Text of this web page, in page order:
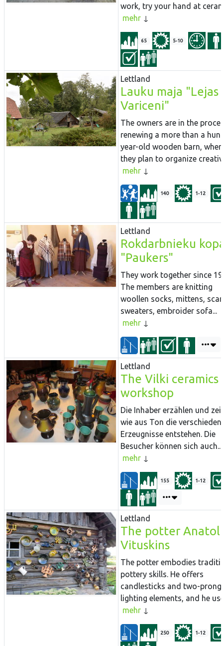
work, try your hand at
mehr
65 5-10
Lettland
Lauku maja "Lejas
Variceni"
The owners are in the
renewing a more than a
year-old wooden barn,
they plan to organize
mehr
140 1-12
Lettland
Rokdarbnieku
"Paukers"
They work together since
The members are knitting
woollen socks, mittens,
sweaters, embroider sofa...
mehr
Lettland
The Vilki ceramics
workshop
Die Inhaber erzählen und
wie aus Ton die
Erzeugnisse entstehen. Die
Besucher können sich auch...
mehr
155 1-12
Lettland
The potter
Vituskins
The potter embodies
pottery skills. He offers
candlesticks and two-prong
lighting elements, and he
mehr
250 1-12